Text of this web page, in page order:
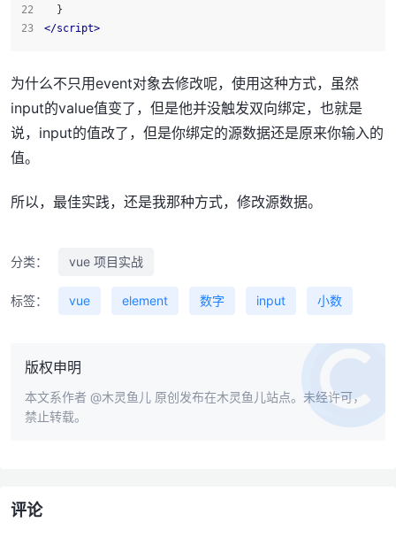
  }
</script>
为什么不只用event对象去修改呢，使用这种方式，虽然
input的value值变了，但是他并没触发双向绑定，也就是
说，input的值改了，但是你绑定的源数据还是原来你输入的
值。
所以，最佳实践，还是我那种方式，修改源数据。
分类： vue 项目实战
标签： vue element 数字 input 小数
版权申明
本文系作者 @木灵鱼儿 原创发布在木灵鱼儿站点。未经许可，
禁止转载。
评论